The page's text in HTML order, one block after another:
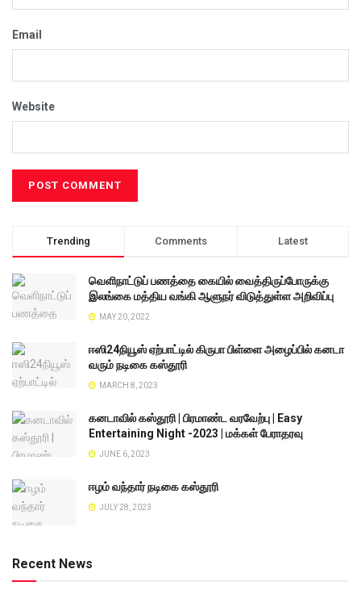
Email
Website
Trending Comments Latest
வெளிநாட்டுப் பணத்தை கையில் வைத்திருப்போருக்கு
இலங்கை மத்திய வங்கி ஆளுநர் விடுத்துள்ள அறிவிப்பு
MAY 20, 2022
ஈஸி24நியூஸ் ஏற்பாட்டில் கிருபா பிள்ளை அழைப்பில் கனடா
வரும் நடிகை கஸ்தூரி
MARCH 8, 2023
கனடாவில் கஸ்தூரி | பிரமாண்ட வரவேற்பு | Easy
Entertaining Night -2023 | மக்கள் பேராதரவு
JUNE 6, 2023
ஈழம் வந்தார் நடிகை கஸ்தூரி
JULY 28, 2023
Recent News